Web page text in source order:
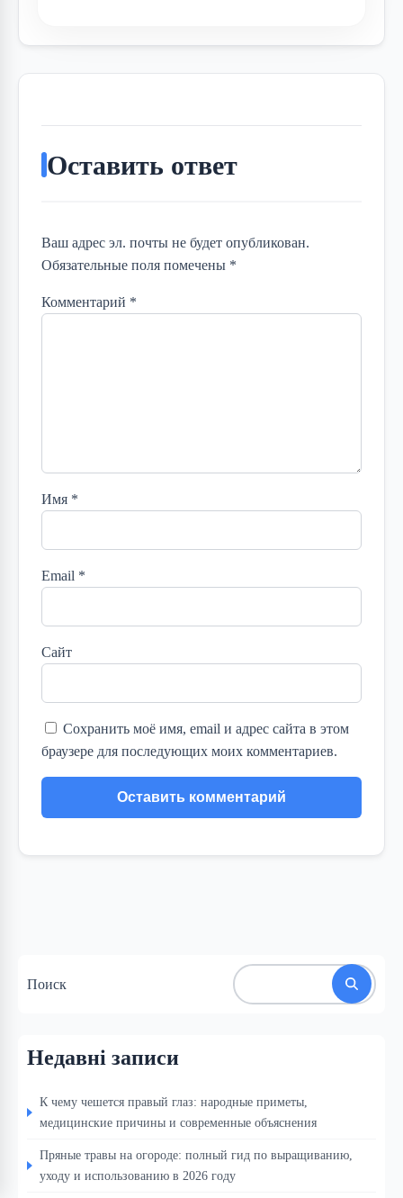
Оставить ответ
Ваш адрес эл. почты не будет опубликован.
Обязательные поля помечены *
Комментарий *
Имя *
Email *
Сайт
Сохранить моё имя, email и адрес сайта в этом
браузере для последующих моих комментариев.
Поиск
Недавні записи
К чему чешется правый глаз: народные приметы,
медицинские причины и современные объяснения
Пряные травы на огороде: полный гид по выращиванию,
уходу и использованию в 2026 году